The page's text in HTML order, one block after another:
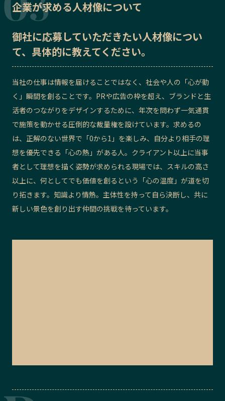
企業が求める人材像について
御社に応募していただきたい人材像につい
て、具体的に教えてください。
当社の仕事は情報を届けることではなく、社会や人の「心が動
く」瞬間を創ることです。PRや広告の枠を超え、ブランドと生
活者のつながりをデザインするために、年次を問わず一気通貫
で施策を動かせる圧倒的な裁量権を設けています。求めるの
は、正解のない世界で「0から1」を楽しみ、自分より相手の理
想を優先できる「心の熱」がある人。クライアント以上に当事
者として理想を描く姿勢が求められる現場では、スキルの高さ
以上に、何としてでも価値を創るという「心の温度」が道を切
り拓きます。知識より情熱。主体性を持って自ら決断し、共に
新しい景色を創り出す仲間の挑戦を待っています。